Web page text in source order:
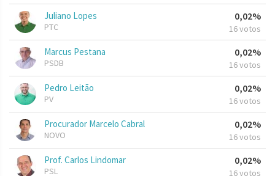
Juliano Lopes
PTC
0,02%
16 votos
Marcus Pestana
PSDB
0,02%
16 votos
Pedro Leitão
PV
0,02%
16 votos
Procurador Marcelo Cabral
NOVO
0,02%
16 votos
Prof. Carlos Lindomar
PSL
0,02%
16 votos